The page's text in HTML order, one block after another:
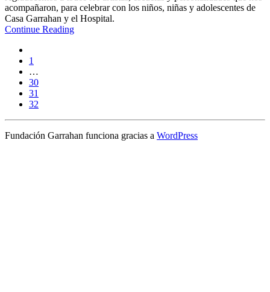
acompañaron, para celebrar con los niños, niñas y adolescentes de
Casa Garrahan y el Hospital.
Continue Reading
1
…
30
31
32
Fundación Garrahan funciona gracias a WordPress